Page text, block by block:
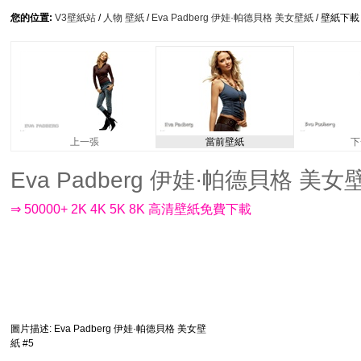
您的位置: V3壁紙站 / 人物 壁紙 / Eva Padberg 伊娃·帕德貝格 美女壁紙 / 壁紙下載
上一張 當前壁紙
Eva Padberg 伊娃·帕德貝格 美女
⇒ 50000+ 2K 4K 5K 8K 高清壁紙免費下載
圖片描述: Eva Padberg 伊娃·帕德貝格 美女壁
紙 #5